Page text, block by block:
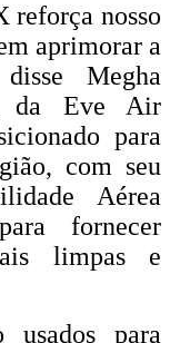
reforça nosso
aprimorar a
Megha
da Eve Air
para
com seu
Aérea
fornecer
limpas e
​​para